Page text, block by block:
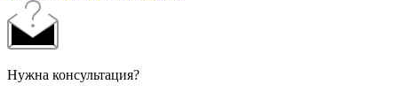
Нужна консультация?